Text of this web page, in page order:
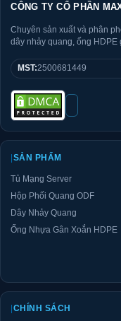
CÔNG TY CỔ PHẦN
Chuyên sản xuất và phân
dây nhảy quang, ống HDPE
MST:2500681449
|SẢN PHẨM
Tủ Mạng Server
Hộp Phối Quang ODF
Dây Nhảy Quang
Ống Nhựa Gân Xoắn HDPE
CHÍNH SÁCH